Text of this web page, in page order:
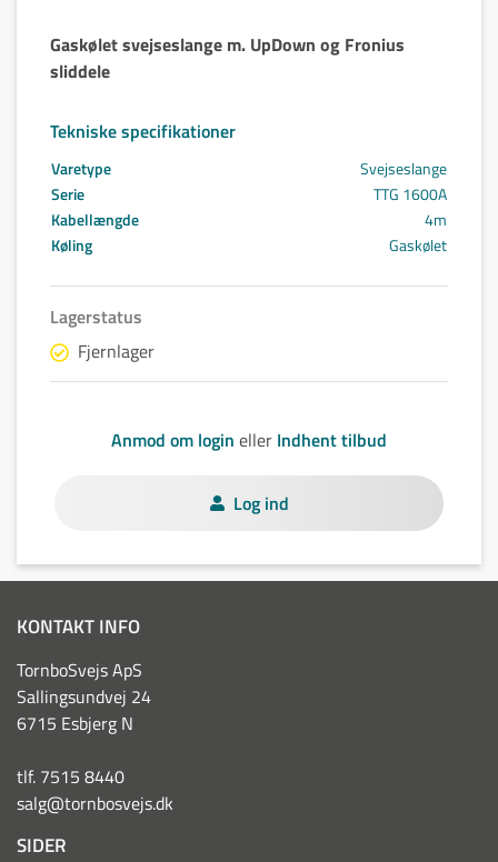
Gaskølet svejseslange m. UpDown og Fronius
sliddele
Tekniske specifikationer
Varetype
Svejseslange
Serie
TTG 1600A
Kabellængde
4m
Køling
Gaskølet
Lagerstatus
Fjernlager
Anmod om login eller Indhent tilbud
Log ind
KONTAKT INFO
TornboSvejs ApS
Sallingsundvej 24
6715 Esbjerg N
tlf. 7515 8440
salg@tornbosvejs.dk
SIDER